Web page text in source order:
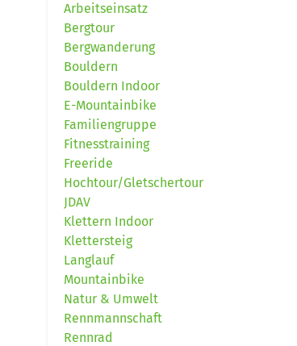
Arbeitseinsatz
Bergtour
Bergwanderung
Bouldern
Bouldern Indoor
E-Mountainbike
Familiengruppe
Fitnesstraining
Freeride
Hochtour/Gletschertour
JDAV
Klettern Indoor
Klettersteig
Langlauf
Mountainbike
Natur & Umwelt
Rennmannschaft
Rennrad